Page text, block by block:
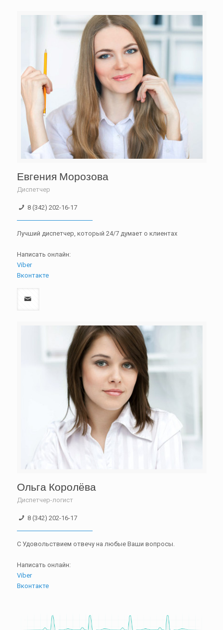
Евгения Морозова
Диспетчер
8 (342) 202-16-17
Лучший диспетчер, который 24/7 думает о клиентах
Написать онлайн:
Viber
Вконтакте
Ольга Королёва
Диспетчер-логист
8 (342) 202-16-17
С Удовольствием отвечу на любые Ваши вопросы.
Написать онлайн:
Viber
Вконтакте